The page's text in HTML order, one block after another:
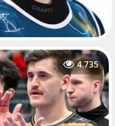
4.735